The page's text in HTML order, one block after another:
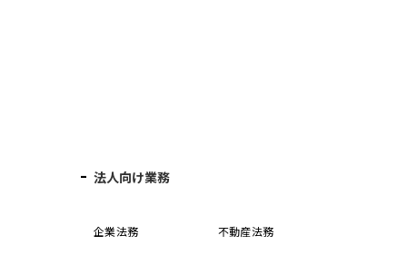
法人向け業務
企業法務 不動産法務